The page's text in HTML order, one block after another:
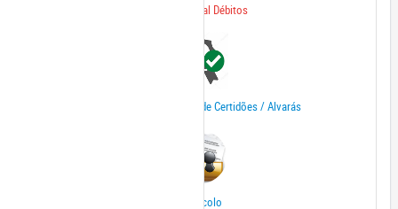
Extrato Geral Débitos
Verificar autenticidade de Certidões / Alvarás
Protocolo